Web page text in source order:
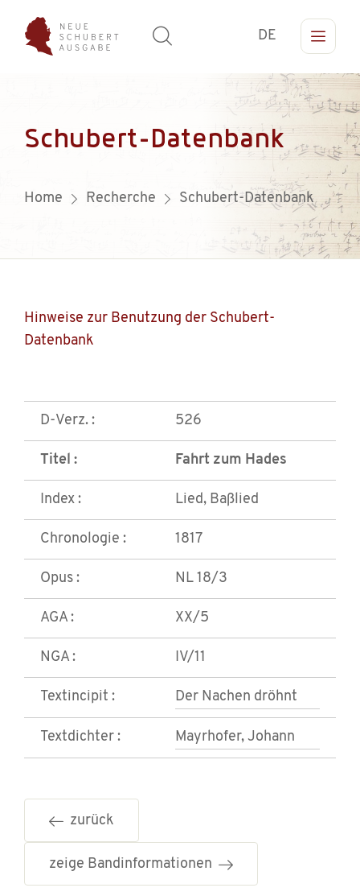
DE
Schubert-Datenbank
Home Recherche Schubert-Datenbank
Hinweise zur Benutzung der Schubert-
Datenbank
D-Verz. : 526
Titel : Fahrt zum Hades
Index : Lied, Baßlied
Chronologie : 1817
Opus : NL 18/3
AGA : XX/5
NGA : IV/11
Textincipit : Der Nachen dröhnt
Textdichter : Mayrhofer, Johann
zurück
zeige Bandinformationen